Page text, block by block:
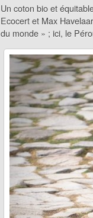
Un coton bio et
Ecocert et Max
du monde » ; ici, le